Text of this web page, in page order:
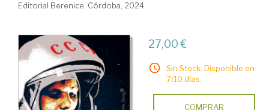
Editorial Berenice. Córdoba, 2024
27,00 €
Sin Stock. Disponible en
7/10 días.
COMPRAR